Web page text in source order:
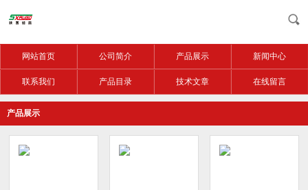
网站首页 公司简介 产品展示 新闻中心
联系我们 产品目录 技术文章 在线留言
产品展示